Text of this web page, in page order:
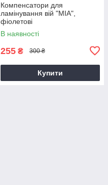
Компенсатори для
ламінування вій "MIA",
фіолетові
В наявності
255 ₴ 300 ₴
Купити